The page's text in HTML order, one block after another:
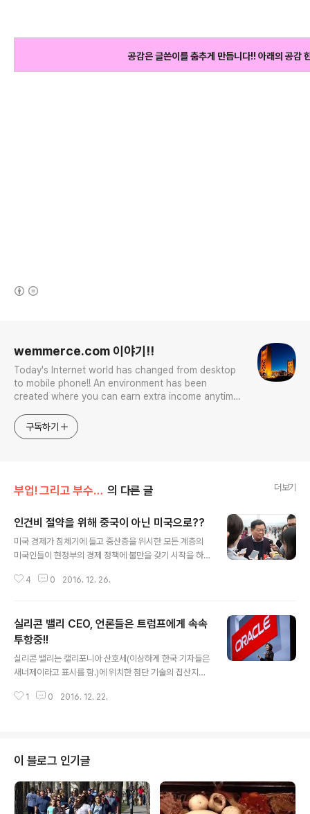
공감은 글쓴이를 춤추게 만듭니다!! 아래의 공감
wemmerce.com 이야기!!
Today's Internet world has changed from desktop
to mobile phone!! An environment has been
created where you can earn extra income anytime,
competition. Now let’s turn our eyes to the world!
You can enter
구독하기
부업! 그리고 부수입!! 의 다른 글 더보기
인건비 절약을 위해 중국이 아닌 미국으로??
미국 경제가 침체기에 들고 중산층을 위시한 모든 계층의
미국인들이 현정부의 경제 정책에 불만을 갖기 시작을 하
이 이민 정책으로 인해 미국인들의 일자리를 뺏어 간다는
게 됩니다. 미국 대통령 선거시 이민 문제가 밥상에 오르긴
했었지만 이번만큼 미국인들의 관심을 가져본 적은 없었습
니다. 그런 트럼프가 과거 공화당 대선 후보들이 표를 얻기
위해 접근을 했었던 유세 방식을 떠나 미국민들에게 직접
다가가는 그런 방식을 취했었는데 소위 경제적으로 소외된
미국인들에게 그들의 아프고 가려운 곳을 적절하게 긁어주
4 0 2016. 12. 26.
실리콘 밸리 CEO, 언론들은 트럼프에게 속속
투항중!!
실리콘 밸리는 캘리포니아 산호세(이상하게 한국 기자들은
새너제이라고 표시를 함.)에 위치한 첨단 기술의 집산지라
생성을 할수있는 좋은 입지 조건을 가진 지역으로 기술과
de in USA!!" 라는 캐치프레이즈를 걸고 외국으로 나간
기업을 미국으로 다시 불러들이겠다고 천명을 하면서 그런
기업은 세제 혜택을 주겠다! 라는 당근과 물밑으로는 은근
한 압박도 병행을 했었습니다. 당시 IT 기업들만 아니라 월
스트리트의 큰손들도 대부분 민주당 대선 주자였었던 힐러
1 0 2016. 12. 22.
이 블로그 인기글